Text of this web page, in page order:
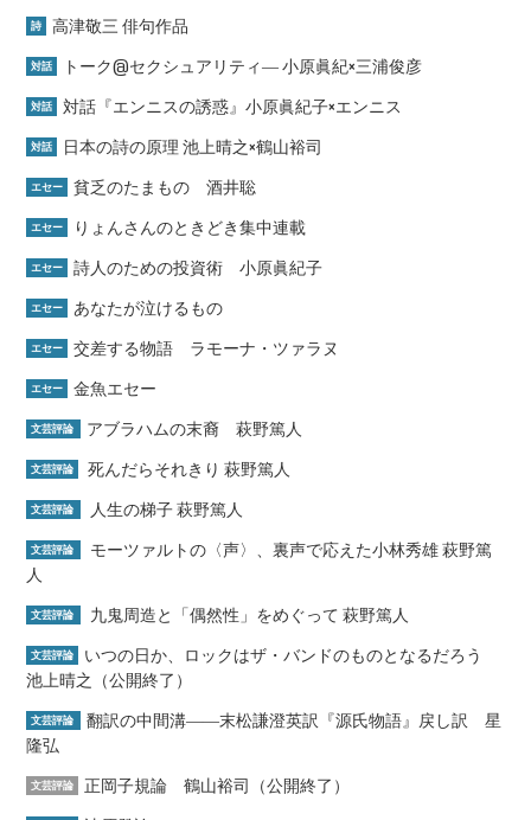
詩 高津敬三 俳句作品
対話 トーク@セクシュアリティ― 小原眞紀×三浦俊彦
対話 対話『エンニスの誘惑』小原眞紀子×エンニス
対話 日本の詩の原理 池上晴之×鶴山裕司
エセー 貧乏のたまもの 酒井聡
エセー りょんさんのときどき集中連載
エセー 詩人のための投資術 小原眞紀子
エセー あなたが泣けるもの
エセー 交差する物語 ラモーナ・ツァラヌ
エセー 金魚エセー
文芸評論 アブラハムの末裔 萩野篤人
文芸評論 死んだらそれきり 萩野篤人
文芸評論 人生の梯子 萩野篤人
文芸評論
モーツァルトの〈声〉、裏声で応えた小林秀雄 萩野篤
人
文芸評論 九鬼周造と「偶然性」をめぐって 萩野篤人
文芸評論
いつの日か、ロックはザ・バンドのものとなるだろう
池上晴之（公開終了）
文芸評論
翻訳の中間溝――末松謙澄英訳『源氏物語』戻し訳 星
隆弘
文芸評論 正岡子規論 鶴山裕司（公開終了）